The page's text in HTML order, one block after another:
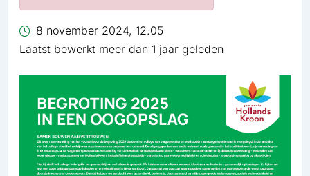
8 november 2024, 12.05
Laatst bewerkt meer dan 1 jaar geleden